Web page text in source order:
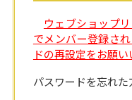
ウェブショップ
でメンバー登録さ
ドの再設定をお願い
パスワードを忘れた